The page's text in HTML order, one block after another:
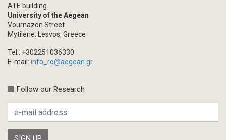
ATE building
University of the Aegean
Vournazon Street
Mytilene, Lesvos, Greece
Tel.: +302251036330
E-mail: info_ro@aegean.gr
Follow our Research